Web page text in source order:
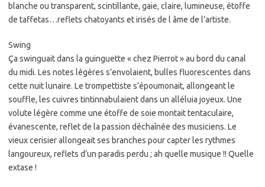
blanche ou transparent, scintillante, gaie, claire, lumineuse, étoffe
de taffetas…reflets chatoyants et irisés de l âme de l’artiste.
Swing
Ça swinguait dans la guinguette « chez Pierrot » au bord du canal
du midi. Les notes légères s’envolaient, bulles fluorescentes dans
cette nuit lunaire. Le trompettiste s’époumonait, allongeant le
souffle, les cuivres tintinnabulaient dans un alléluia joyeux. Une
volute légère comme une étoffe de soie montait tentaculaire,
évanescente, reflet de la passion déchaînée des musiciens. Le
vieux cerisier allongeait ses branches pour capter les rythmes
langoureux, reflets d’un paradis perdu ; ah quelle musique !! Quelle
extase !